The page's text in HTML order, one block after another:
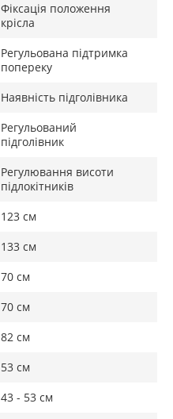
Фіксація положення
крісла
Регульована підтримка
попереку
Наявність підголівника
Регульований
підголівник
Регулювання висоти
підлокітників
123 см
133 см
70 см
70 см
82 см
53 см
43 - 53 см